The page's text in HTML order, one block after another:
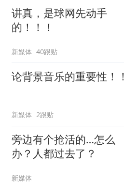
讲真，是球网先动手
的！！！
新媒体 40跟贴
论背景音乐的重要性！！
新媒体 2跟贴
旁边有个抢活的…怎么
办？人都过去了？
新媒体